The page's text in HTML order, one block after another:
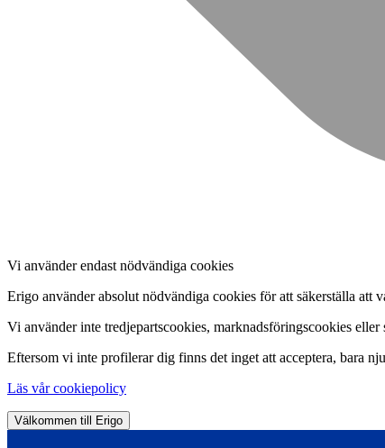
Vi använder endast nödvändiga cookies
Erigo använder absolut nödvändiga cookies för att säkerställa att
Vi använder inte tredjepartscookies, marknadsföringscookies
Eftersom vi inte profilerar dig finns det inget att acceptera, bara
Läs vår cookiepolicy
Välkommen till Erigo